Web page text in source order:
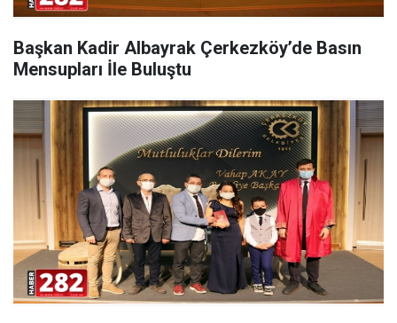
Başkan Kadir Albayrak Çerkezköy’de Basın
Mensupları İle Buluştu